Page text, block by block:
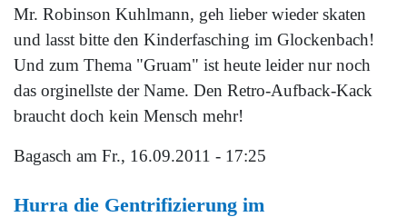
Mr. Robinson Kuhlmann, geh lieber wieder skaten
und lasst bitte den Kinderfasching im Glockenbach!
Und zum Thema "Gruam" ist heute leider nur noch
das orginellste der Name. Den Retro-Aufback-Kack
braucht doch kein Mensch mehr!
Bagasch am Fr., 16.09.2011 - 17:25
Hurra die Gentrifizierung im